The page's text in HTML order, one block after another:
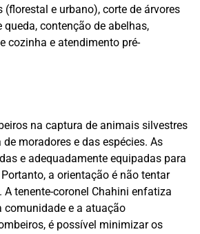
e urbano), corte de árvores
contenção de abelhas,
cozinha e atendimento pré-
na captura de animais silvestres
moradores e das espécies. As
e adequadamente equipadas para
a orientação é não tentar
A tenente-coronel Chahini enfatiza
comunidade e a atuação
é possível minimizar os